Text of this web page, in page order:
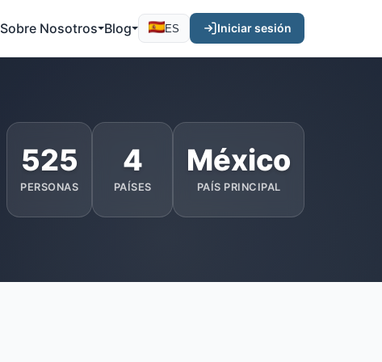
Sobre Nosotros Blog ES Iniciar sesión
525
PERSONAS
4
PAÍSES
México
PAÍS PRINCIPAL